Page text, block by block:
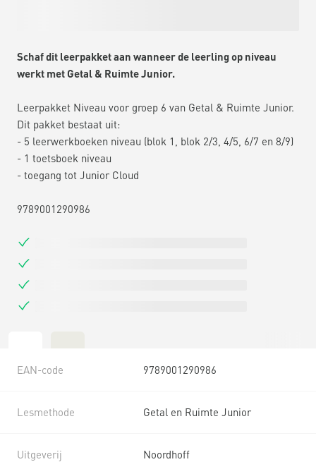
Schaf dit leerpakket aan wanneer de leerling op niveau
werkt met Getal & Ruimte Junior.
Leerpakket Niveau voor groep 6 van Getal & Ruimte Junior.
Dit pakket bestaat uit:
- 5 leerwerkboeken niveau (blok 1, blok 2/3, 4/5, 6/7 en 8/9)
- 1 toetsboek niveau
- toegang tot Junior Cloud
9789001290986
EAN-code 9789001290986
Lesmethode Getal en Ruimte Junior
Uitgeverij Noordhoff